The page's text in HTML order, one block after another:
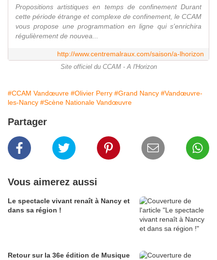
Propositions artistiques en temps de confinement Durant
cette période étrange et complexe de confinement, le CCAM
vous propose une programmation en ligne qui s'enrichira
régulièrement de nouvea...
http://www.centremalraux.com/saison/a-lhorizon
Site officiel du CCAM - A l'Horizon
#CCAM Vandœuvre #Olivier Perry #Grand Nancy #Vandœuvre-
les-Nancy #Scène Nationale Vandœuvre
Partager
Vous aimerez aussi
Le spectacle vivant renaît à Nancy et
dans sa région !
Retour sur la 36e édition de Musique